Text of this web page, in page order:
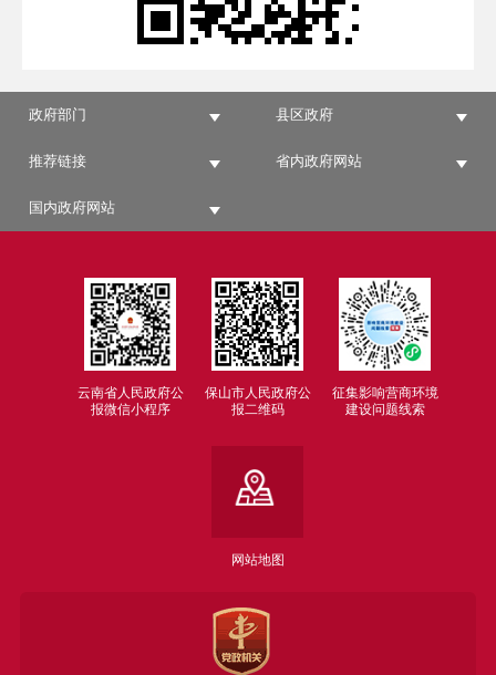
政府部门 县区政府
推荐链接 省内政府网站
国内政府网站
云南省人民政府公
报微信小程序
保山市人民政府公
报二维码
征集影响营商环境
建设问题线索
网站地图